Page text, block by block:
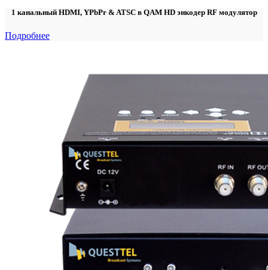
1 канальный HDMI, YPbPr & ATSC в QAM HD энкодер RF модулятор
Подробнее